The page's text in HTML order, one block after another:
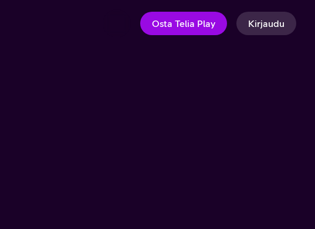
Osta Telia Play Kirjaudu